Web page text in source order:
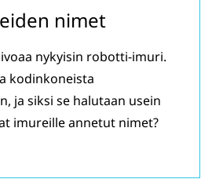
nimet
nykyisin robotti-imuri.
kodinkoneista
ja siksi se halutaan usein
imureille annetut nimet?